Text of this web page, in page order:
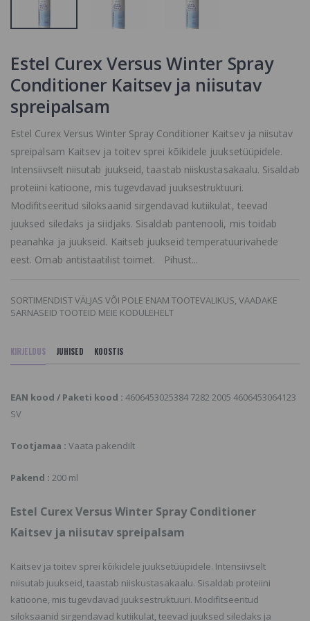
Estel Curex Versus Winter Spray
Conditioner Kaitsev ja niisutav
spreipalsam
Estel Curex Versus Winter Spray Conditioner Kaitsev ja niisutav
spreipalsam Kaitsev ja toitev sprei kõikidele juuksetüüpidele.
Intensiivselt niisutab juukseid, taastab niiskustasakaalu. Sisaldab
proteiini katioone, mis tugevdavad juuksestruktuuri.
Modifitseeritud siloksaanid sirgendavad kutiikulat, teevad
juuksed siledaks ja siidjaks. Sisaldab pantenooli, mis toidab
peanahka ja juukseid. Kaitseb juukseid temperatuurivahede
eest. Omab antistaatilist toimet. Pihust...
SORTIMENDIST VÄLJAS VÕI POLE ENAM TOOTEVALIKUS, VAADAKE
SARNASEID TOOTEID MEIE KODULEHELT
KIRJELDUS JUHISED KOOSTIS
EAN kood / Paketi kood : 4606453025384 7282 2005 4606453064123
SV
Tootjamaa : Vaata pakendilt
Pakend : 200 ml
Estel Curex Versus Winter Spray Conditioner
Kaitsev ja niisutav spreipalsam
Kaitsev ja toitev sprei kõikidele juuksetüüpidele. Intensiivselt
niisutab juukseid, taastab niiskustasakaalu. Sisaldab proteiini
katioone, mis tugevdavad juuksestruktuuri. Modifitseeritud
siloksaanid sirgendavad kutiikulat, teevad juuksed siledaks ja
SARNASEID
TOOTEID MEIE
L'oreal
Professionnel
Volumetry
Volume Inflator
Soengupuuder
SORTIMENDIST
ENAM
TOOTEVALIKUS,
VAADAKE
SARNASEID
TOOTEID MEIE
KODULEHELT